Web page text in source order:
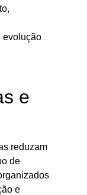
evolução
e
reduzam
de
e